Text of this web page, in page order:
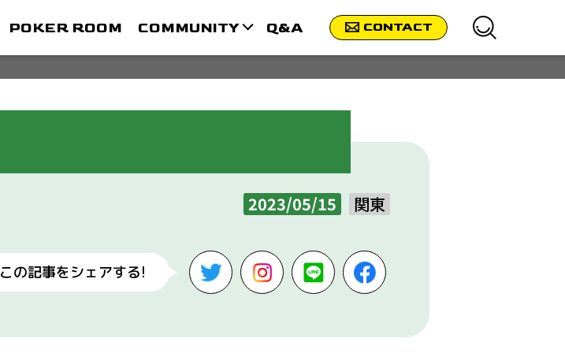
POKER ROOM COMMUNITY Q&A CONTACT
2023/05/15 関東
この記事をシェアする!